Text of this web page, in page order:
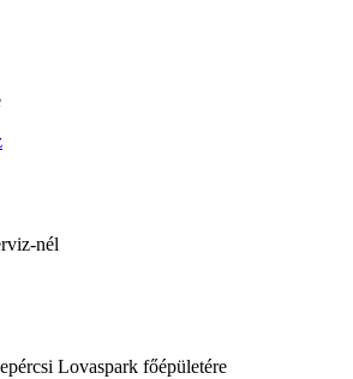
nél
Lovaspark főépületére